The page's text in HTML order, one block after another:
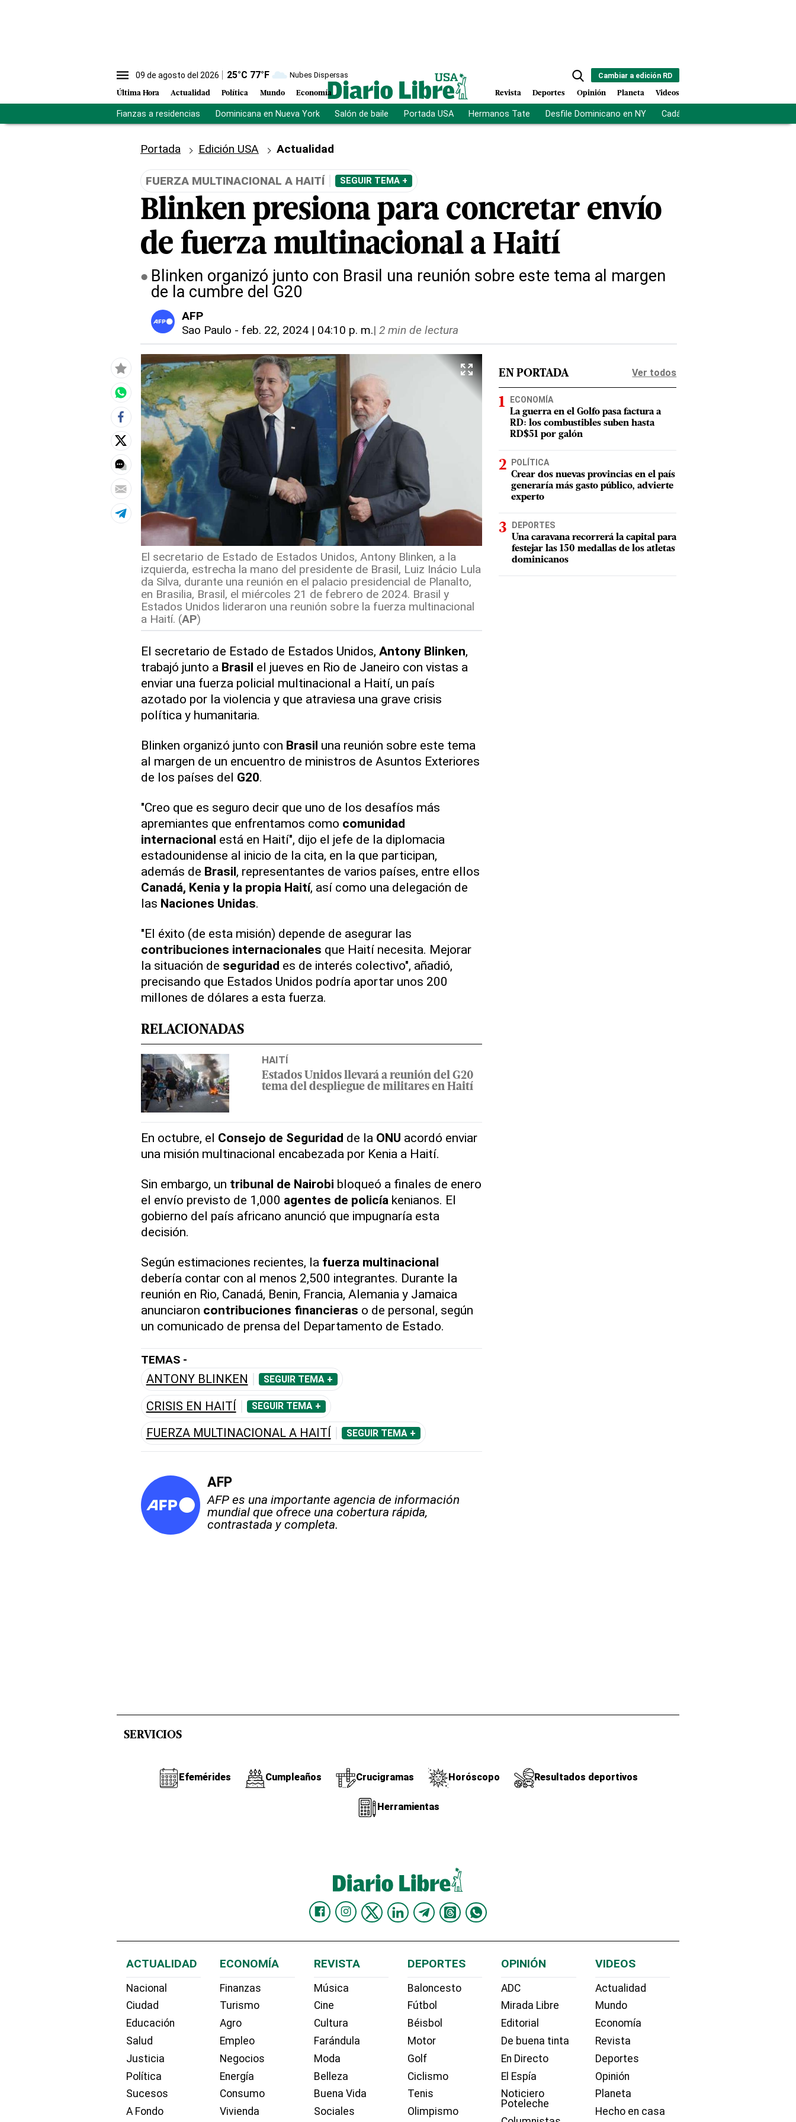
09 de agosto del 2026 25°C 77°F Nubes Dispersas
Última Hora Actualidad Política Mundo Economía
Cambiar a edición RD
Revista Deportes Opinión Planeta Videos
Fianzas a residencias Dominicana en Nueva York Salón de baile Portada USA Hermanos Tate Desfile Dominicano en NY Cadáveres en Chicago
Portada Edición USA Actualidad
FUERZA MULTINACIONAL A HAITÍ SEGUIR TEMA +
Blinken presiona para concretar envío
de fuerza multinacional a Haití
Blinken organizó junto con Brasil una reunión sobre este tema al margen
de la cumbre del G20
AFP
Sao Paulo - feb. 22, 2024 | 04:10 p. m.| 2 min de lectura
El secretario de Estado de Estados Unidos, Antony Blinken, a la
izquierda, estrecha la mano del presidente de Brasil, Luiz Inácio Lula
da Silva, durante una reunión en el palacio presidencial de Planalto,
en Brasilia, Brasil, el miércoles 21 de febrero de 2024. Brasil y
Estados Unidos lideraron una reunión sobre la fuerza multinacional
a Haití. (AP)
El secretario de Estado de Estados Unidos, Antony Blinken,
trabajó junto a Brasil el jueves en Rio de Janeiro con vistas a
enviar una fuerza policial multinacional a Haití, un país
azotado por la violencia y que atraviesa una grave crisis
política y humanitaria.
Blinken organizó junto con Brasil una reunión sobre este tema
al margen de un encuentro de ministros de Asuntos Exteriores
de los países del G20.
"Creo que es seguro decir que uno de los desafíos más
apremiantes que enfrentamos como comunidad
internacional está en Haití", dijo el jefe de la diplomacia
estadounidense al inicio de la cita, en la que participan,
además de Brasil, representantes de varios países, entre ellos
Canadá, Kenia y la propia Haití, así como una delegación de
las Naciones Unidas.
"El éxito (de esta misión) depende de asegurar las
contribuciones internacionales que Haití necesita. Mejorar
la situación de seguridad es de interés colectivo", añadió,
precisando que Estados Unidos podría aportar unos 200
millones de dólares a esta fuerza.
RELACIONADAS
HAITÍ
Estados Unidos llevará a reunión del G20
tema del despliegue de militares en Haití
En octubre, el Consejo de Seguridad de la ONU acordó enviar
una misión multinacional encabezada por Kenia a Haití.
Sin embargo, un tribunal de Nairobi bloqueó a finales de enero
el envío previsto de 1,000 agentes de policíakenianos. El
gobierno del país africano anunció que impugnaría esta
decisión.
Según estimaciones recientes, la fuerza multinacional
debería contar con al menos 2,500 integrantes. Durante la
reunión en Rio, Canadá, Benin, Francia, Alemania y Jamaica
anunciaron contribuciones financieras o de personal, según
un comunicado de prensa del Departamento de Estado.
TEMAS -
ANTONY BLINKEN SEGUIR TEMA +
CRISIS EN HAITÍ SEGUIR TEMA +
FUERZA MULTINACIONAL A HAITÍ SEGUIR TEMA +
AFP
AFP es una importante agencia de información
mundial que ofrece una cobertura rápida,
contrastada y completa.
EN PORTADA Ver todos
ECONOMÍA
La guerra en el Golfo pasa factura a
RD: los combustibles suben hasta
RD$51 por galón
POLÍTICA
Crear dos nuevas provincias en el país
generaría más gasto público, advierte
experto
DEPORTES
Una caravana recorrerá la capital para
festejar las 150 medallas de los atletas
dominicanos
SERVICIOS
Efemérides Cumpleaños Crucigramas Horóscopo Resultados deportivos
Herramientas
ACTUALIDAD
Nacional
Ciudad
Educación
Salud
Justicia
Política
Sucesos
A Fondo
ECONOMÍA
Finanzas
Turismo
Agro
Empleo
Negocios
Energía
Consumo
Vivienda
REVISTA
Música
Cine
Cultura
Farándula
Moda
Belleza
Buena Vida
Sociales
DEPORTES
Baloncesto
Fútbol
Béisbol
Motor
Golf
Ciclismo
Tenis
Olimpismo
OPINIÓN
ADC
Mirada Libre
Editorial
De buena tinta
En Directo
El Espía
Noticiero
Poteleche
VIDEOS
Actualidad
Mundo
Economía
Revista
Deportes
Opinión
Planeta
Hecho en casa